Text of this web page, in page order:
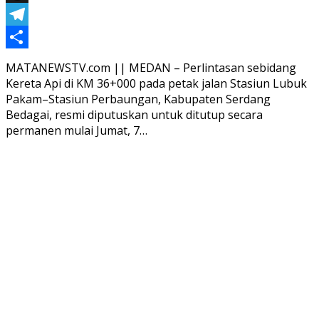
Threads
Telegram
Share
MATANEWSTV.com || MEDAN – Perlintasan sebidang
Kereta Api di KM 36+000 pada petak jalan Stasiun Lubuk
Pakam–Stasiun Perbaungan, Kabupaten Serdang
Bedagai, resmi diputuskan untuk ditutup secara
permanen mulai Jumat, 7…